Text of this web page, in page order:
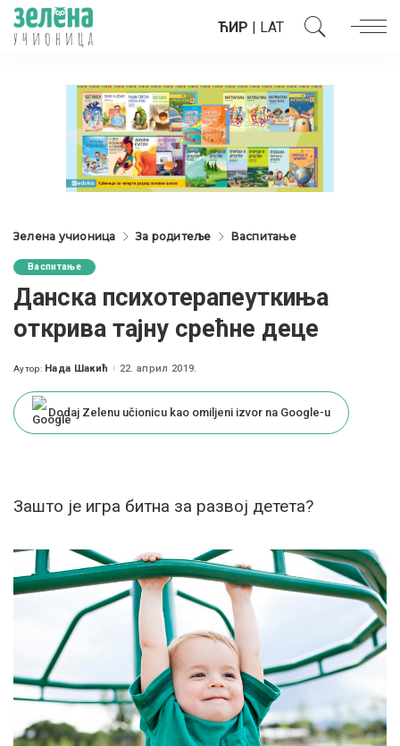
ЋИР | LAT
Зелена учионица За родитеље Васпитање
Васпитање
Данска психотерапеуткиња
открива тајну срећне деце
Posted
Аутор: Нада Шакић 22. април 2019.
Dodaj Zelenu učionicu kao omiljeni izvor na Google-u
Зашто је игра битна за развој детета?